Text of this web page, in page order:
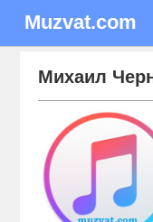
Muzvat.com
Михаил